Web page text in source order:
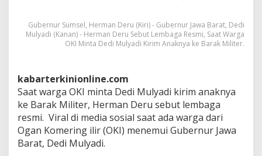
M
i
n
D
d
i
M
u
l
y
Gubernur Sumsel, Herman Deru (Kiri) - Gubernur Jawa Barat, Dedi
Mulyadi (Kanan) - Herman Deru Sebut Lembaga Resmi, Saat Warga
OKI Minta Dedi Mulyadi Kirim Anaknya ke Barak Militer.
kabarterkinionline.com
Saat warga OKI minta Dedi Mulyadi kirim anaknya
ke Barak Militer, Herman Deru sebut lembaga
resmi. Viral di media sosial saat ada warga dari
Ogan Komering ilir (OKI) menemui Gubernur Jawa
Barat, Dedi Mulyadi.